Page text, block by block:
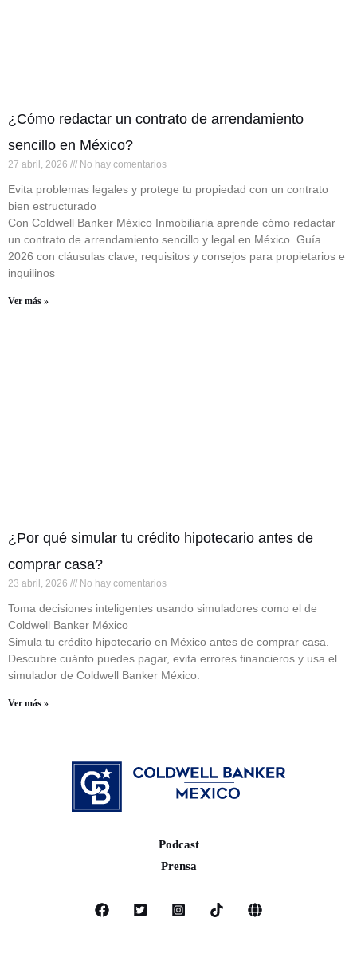
¿Cómo redactar un contrato de arrendamiento
sencillo en México?
27 abril, 2026 No hay comentarios
Evita problemas legales y protege tu propiedad con un contrato
bien estructurado
Con Coldwell Banker México Inmobiliaria aprende cómo redactar
un contrato de arrendamiento sencillo y legal en México. Guía
2026 con cláusulas clave, requisitos y consejos para propietarios e
inquilinos
Ver más »
¿Por qué simular tu crédito hipotecario antes de
comprar casa?
23 abril, 2026 No hay comentarios
Toma decisiones inteligentes usando simuladores como el de
Coldwell Banker México
Simula tu crédito hipotecario en México antes de comprar casa.
Descubre cuánto puedes pagar, evita errores financieros y usa el
simulador de Coldwell Banker México.
Ver más »
Podcast
Prensa